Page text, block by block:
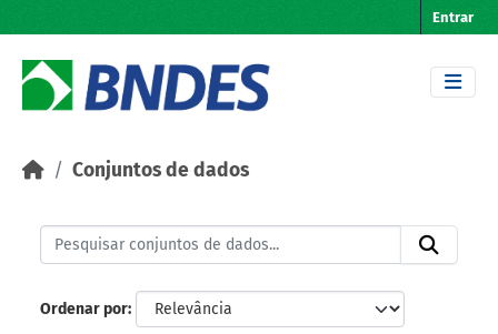
Entrar
Conjuntos de dados
Ordenar por